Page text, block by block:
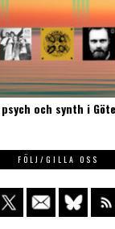
och synth i
FÖLJ/GILLA OSS